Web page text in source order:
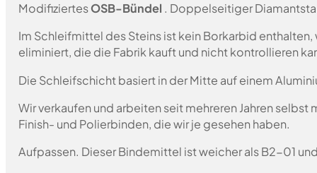
ModifiziertesOSB-Bündel . Doppelseitiger
Im Schleifmittel des Steins ist kein Borkarbid
eliminiert, die die Fabrik kauft und nicht kontrollieren
Die Schleifschicht basiert in der Mitte auf einem
Wir verkaufen und arbeiten seit mehreren Jahren
Finish- und Polierbinden, die wir je gesehen haben.
Aufpassen. Dieser Bindemittel ist weicher als B2-01